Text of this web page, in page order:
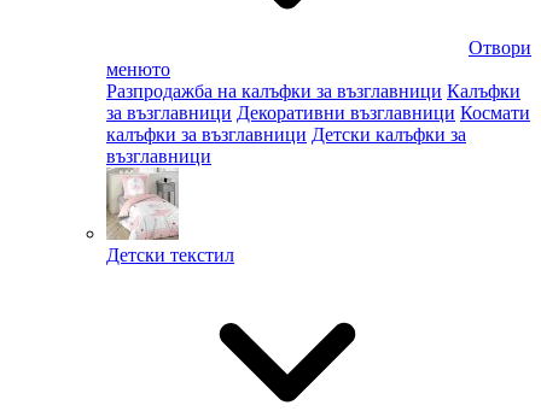
Отвори
менюто
Разпродажба на калъфки за възглавници Калъфки
за възглавници Декоративни възглавници Космати
калъфки за възглавници Детски калъфки за
възглавници
Детски текстил